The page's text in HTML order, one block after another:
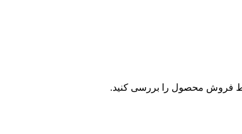
فروش محصول را بررسی کنید.